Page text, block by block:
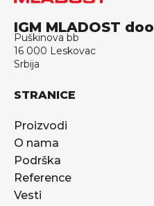
IGM MLADOST doo
Puškinova bb
16 000 Leskovac
Srbija
STRANICE
Proizvodi
O nama
Podrška
Reference
Vesti